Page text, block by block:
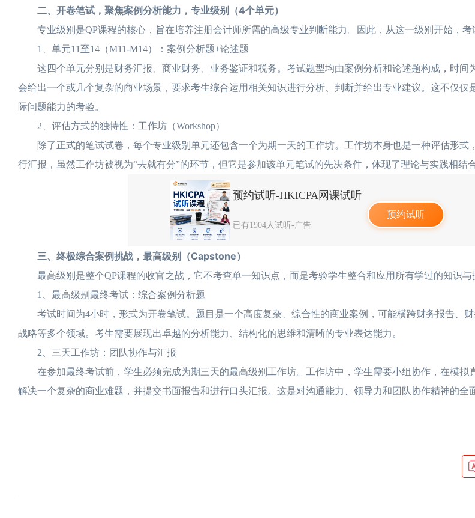
二、开卷笔试，聚焦案例分析能力，专业级别（4个单元）
专业级别是QP课程的核心，旨在培养注册会计师所需的高级专业判断能力。因此，从这一级别开始，考
1、单元11至14（M11-M14）：案例分析题+论述题
这四个单元分别是财务汇报、商业财务、业务鉴证和税务。考试题型均由案例分析和论述题构成，时间
会给出一个或几个复杂的商业场景，要求考生综合运用相关知识进行分析、判断并给出专业建议。这不仅仅
际问题能力的考验。
2、评估方式的独特性：工作坊（Workshop）
除了正式的笔试试卷，每个专业级别单元还包含一个为期一天的工作坊。工作坊本身也是一种评估形式
行汇报，虽然工作坊被视为“去就有分”的环节，但它是参加该单元笔试的先决条件，体现了理论与实践相结
预约试听-HKICPA网课试听
已有1904人试听-广告
预约试听
三、终极综合案例挑战，最高级别（Capstone）
最高级别是整个QP课程的收官之战，它不考查单一知识点，而是考验学生整合和应用所有学过的知识与
1、最高级别最终考试：综合案例分析题
考试时间为4小时，形式为开卷笔试。题目是一个高度复杂、综合性的商业案例，可能横跨财务报告、财
战略等多个领域。考生需要展现出卓越的分析能力、结构化的思维和清晰的专业表达能力。
2、三天工作坊：团队协作与汇报
在参加最终考试前，学生必须完成为期三天的最高级别工作坊。工作坊中，学生需要小组协作，在模拟
解决一个复杂的商业难题，并提交书面报告和进行口头汇报。这是对沟通能力、领导力和团队协作精神的全